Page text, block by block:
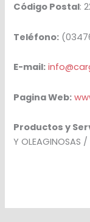
Código Postal:
Teléfono:
E-mail:
Pagina Web:
Productos y
Y OLEAGINOSAS /